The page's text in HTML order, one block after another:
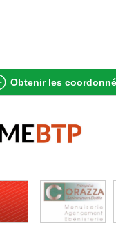
Obtenir les